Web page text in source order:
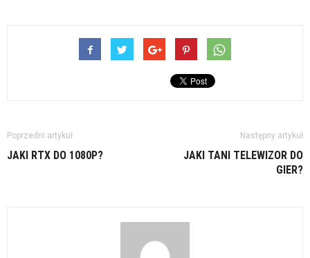
Poprzedni artykuł
JAKI RTX DO 1080P?
Następny artykuł
JAKI TANI TELEWIZOR DO
GIER?